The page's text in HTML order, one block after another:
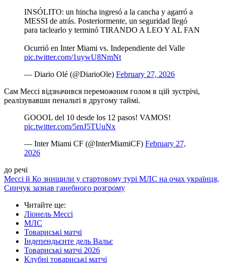
INSÓLITO: un hincha ingresó a la cancha y agarró a
MESSI de atrás. Posteriormente, un seguridad llegó
para taclearlo y terminó TIRANDO A LEO Y AL FAN
Ocurrió en Inter Miami vs. Independiente del Valle
pic.twitter.com/1uywU8NmNt
— Diario Olé (@DiarioOle) February 27, 2026
Сам Мессі відзначився переможним голом в цій зустрічі,
реалізувавши пенальті в другому таймі.
GOOOL del 10 desde los 12 pasos! VAMOS! ️
pic.twitter.com/5rnJ5TUuNx
— Inter Miami CF (@InterMiamiCF) February 27,
2026
до речі
Мессі й Ко знищили у стартовому турі МЛС на очах українця,
Синчук зазнав ганебного розгрому
Читайте ще:
Ліонель Мессі
МЛС
Товариські матчі
Індепендьєнте дель Вальє
Товариські матчі 2026
Клубні товариські матчі